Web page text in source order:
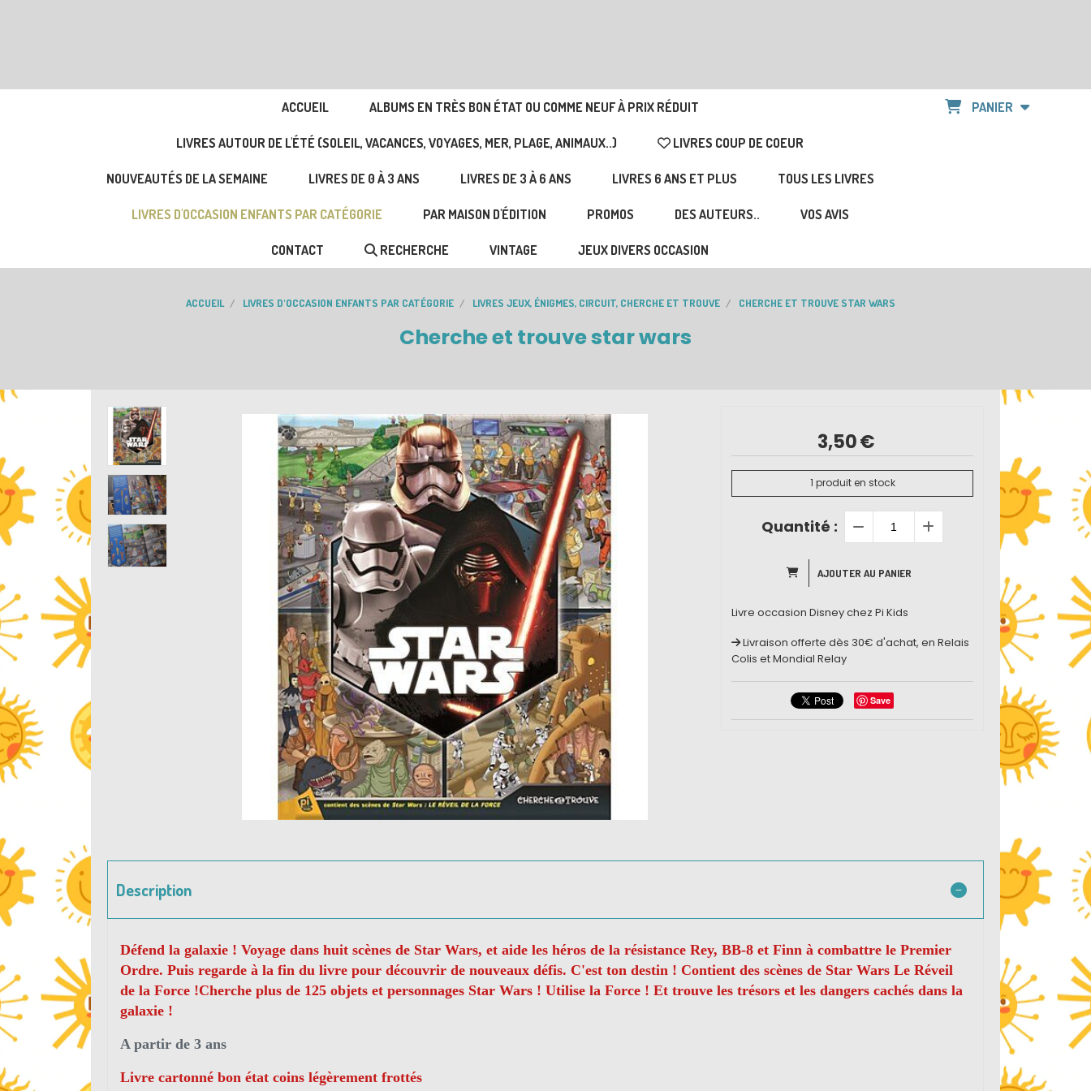
ACCUEIL ALBUMS EN TRÈS BON ÉTAT OU COMME NEUF À PRIX RÉDUIT
LIVRES AUTOUR DE L'ÉTÉ (SOLEIL, VACANCES, VOYAGES, MER, PLAGE, ANIMAUX..) LIVRES COUP DE COEUR
NOUVEAUTÉS DE LA SEMAINE LIVRES DE 0 À 3 ANS LIVRES DE 3 À 6 ANS LIVRES 6 ANS ET PLUS TOUS LES LIVRES
LIVRES D'OCCASION ENFANTS PAR CATÉGORIE PAR MAISON D'ÉDITION PROMOS DES AUTEURS.. VOS AVIS
CONTACT RECHERCHE VINTAGE JEUX DIVERS OCCASION
PANIER
ACCUEIL LIVRES D'OCCASION ENFANTS PAR CATÉGORIE LIVRES JEUX, ÉNIGMES, CIRCUIT, CHERCHE ET TROUVE CHERCHE ET TROUVE STAR WARS
Cherche et trouve star wars
3,50€
1 produit en stock
Quantité :
AJOUTER AU PANIER
Livre occasion Disney chez Pi Kids
Livraison offerte dès 30€ d'achat, en Relais
Colis et Mondial Relay
Save
Description
Défend la galaxie ! Voyage dans huit scènes de Star Wars, et aide les héros de la résistance Rey, BB-8 et Finn à combattre le Premier
Ordre. Puis regarde à la fin du livre pour découvrir de nouveaux défis. C'est ton destin ! Contient des scènes de Star Wars Le Réveil
de la Force !Cherche plus de 125 objets et personnages Star Wars ! Utilise la Force ! Et trouve les trésors et les dangers cachés dans la
galaxie !
A partir de 3 ans
Livre cartonné bon état coins légèrement frottés